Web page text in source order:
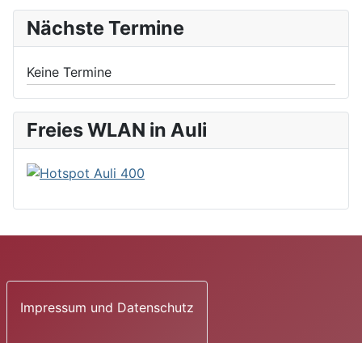
Nächste Termine
Keine Termine
Freies WLAN in Auli
Impressum und Datenschutz